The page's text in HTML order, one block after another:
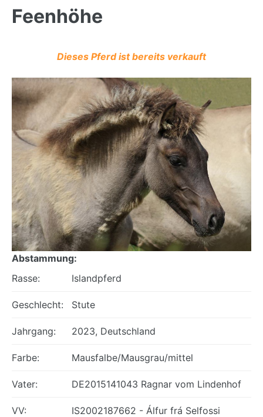
Feenhöhe
Dieses Pferd ist bereits verkauft
Abstammung:
Rasse:
Islandpferd
Geschlecht: Stute
Jahrgang: 2023, Deutschland
Farbe: Mausfalbe/Mausgrau/mittel
Vater: DE2015141043 Ragnar vom Lindenhof
VV: IS2002187662 - Álfur frá Selfossi